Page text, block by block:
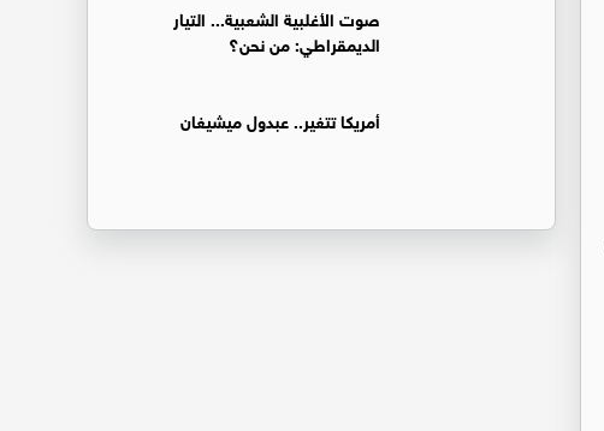
صوت الأغلبية الشعبية... التيار
الديمقراطي: من نحن؟
أمريكا تتغير.. عبدول ميشيغان